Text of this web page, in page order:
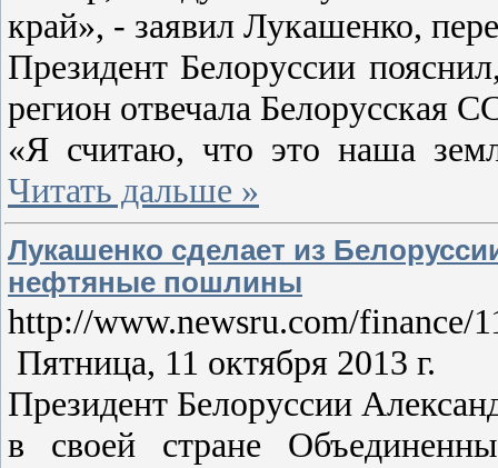
край», - заявил Лукашенко,
Президент Белоруссии
регион отвечала Белорусская
«Я считаю, что это наша
Читать дальше »
Лукашенко сделает из
нефтяные пошлины
http://www.newsru.com/finance/
Пятница, 11 октября 2013 г.
Президент Белоруссии
в своей стране